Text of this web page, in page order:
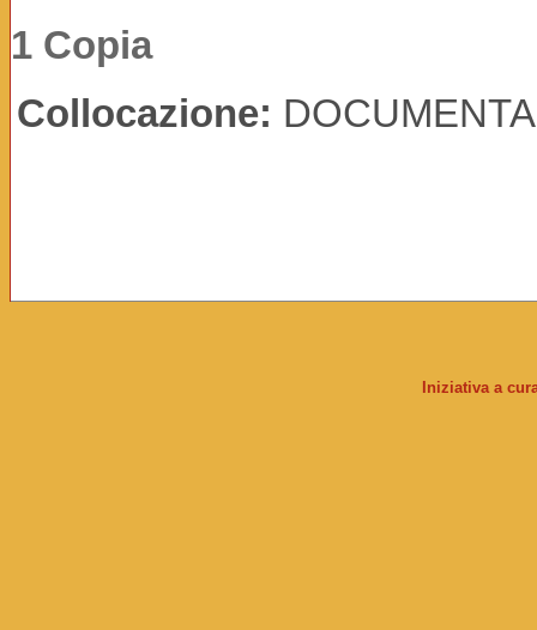
1 Copia
Collocazione:
Iniziativa a